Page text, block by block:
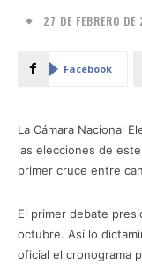
27 DE FEBRERO DE
Facebook
La Cámara Nacional
las elecciones de
primer cruce entre
El primer debate
octubre. Así lo
oficial el cronograma